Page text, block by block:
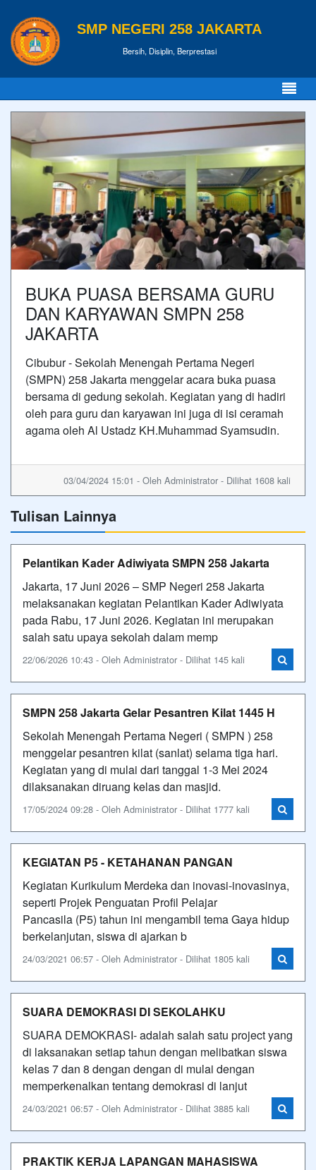
SMP NEGERI 258 JAKARTA
Bersih, Disiplin, Berprestasi
BUKA PUASA BERSAMA GURU
DAN KARYAWAN SMPN 258
JAKARTA
Cibubur - Sekolah Menengah Pertama Negeri
(SMPN) 258 Jakarta menggelar acara buka puasa
bersama di gedung sekolah. Kegiatan yang di hadiri
oleh para guru dan karyawan ini juga di isi ceramah
agama oleh Al Ustadz KH.Muhammad Syamsudin.
03/04/2024 15:01 - Oleh Administrator - Dilihat 1608 kali
Tulisan Lainnya
Pelantikan Kader Adiwiyata SMPN 258 Jakarta
Jakarta, 17 Juni 2026 – SMP Negeri 258 Jakarta
melaksanakan kegiatan Pelantikan Kader Adiwiyata
pada Rabu, 17 Juni 2026. Kegiatan ini merupakan
salah satu upaya sekolah dalam memp
22/06/2026 10:43 - Oleh Administrator - Dilihat 145 kali
SMPN 258 Jakarta Gelar Pesantren Kilat 1445 H
Sekolah Menengah Pertama Negeri ( SMPN ) 258
menggelar pesantren kilat (sanlat) selama tiga hari.
Kegiatan yang di mulai dari tanggal 1-3 Mei 2024
dilaksanakan diruang kelas dan masjid.
17/05/2024 09:28 - Oleh Administrator - Dilihat 1777 kali
KEGIATAN P5 - KETAHANAN PANGAN
Kegiatan Kurikulum Merdeka dan inovasi-inovasinya,
seperti Projek Penguatan Profil Pelajar
Pancasila (P5) tahun ini mengambil tema Gaya hidup
berkelanjutan, siswa di ajarkan b
24/03/2021 06:57 - Oleh Administrator - Dilihat 1805 kali
SUARA DEMOKRASI DI SEKOLAHKU
SUARA DEMOKRASI- adalah salah satu project yang
di laksanakan setiap tahun dengan melibatkan siswa
kelas 7 dan 8 dengan dengan di mulai dengan
memperkenalkan tentang demokrasi di lanjut
24/03/2021 06:57 - Oleh Administrator - Dilihat 3885 kali
PRAKTIK KERJA LAPANGAN MAHASISWA